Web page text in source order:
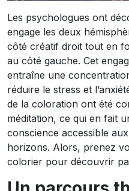
Les psychologues ont
engage les deux
côté créatif droit tout en
au côté gauche. Cet
entraîne une
réduire le stress et
de la coloration ont été
méditation, ce qui en fait
conscience accessible
horizons. Alors, prenez
colorier pour découvrir